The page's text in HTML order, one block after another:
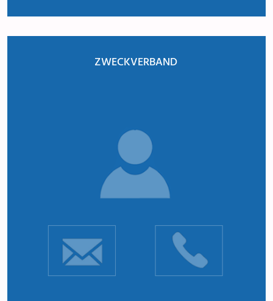
ZWECKVERBAND